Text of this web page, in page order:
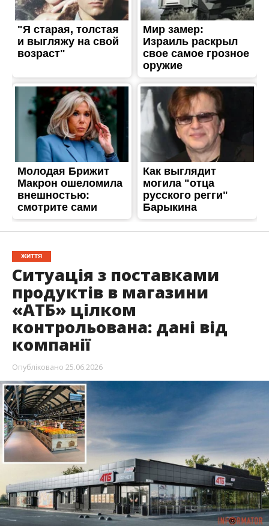
ЖИТТЯ
Ситуація з поставками
продуктів в магазини
«АТБ» цілком
контрольована: дані від
компанії
Опубліковано 25.06.2026
Останнім часом в соцмережах шириться
неперевірена інформація щодо магазинів
«АТБ» в деяких великих містах центральної та
південної частин України. Там нібито наявні
проблеми з товаром. На ці дані відреагували в
компанії.
Про це Інформатор пише із посиланням на
повідомлення “АТБ-Маркет”. Там зазначили,
що наразі ситуація з поставками продуктів до
магазинів мережі цілком контрольована, хоча й у